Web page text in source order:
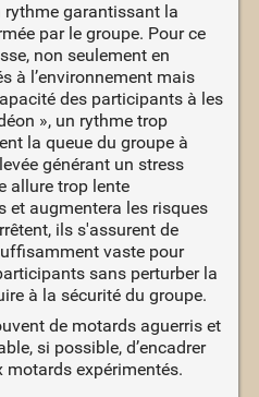
garantissant la
par le groupe. Pour ce
non seulement en
à l’environnement mais
des participants à les
», un rythme trop
la queue du groupe à
générant un stress
allure trop lente
et augmentera les risques
ils s'assurent de
vaste pour
sans perturber la
à la sécurité du groupe.
de motards aguerris et
si possible, d’encadrer
expérimentés.